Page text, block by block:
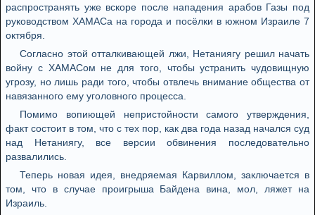
распространять уже вскоре после нападения арабов Газы под
руководством ХАМАСа на города и посёлки в южном Израиле 7
октября.
Согласно этой отталкивающей лжи, Нетаниягу решил начать
войну с ХАМАСом не для того, чтобы устранить чудовищную
угрозу, но лишь ради того, чтобы отвлечь внимание общества от
навязанного ему уголовного процесса.
Помимо вопиющей непристойности самого утверждения,
факт состоит в том, что с тех пор, как два года назад начался суд
над Нетаниягу, все версии обвинения последовательно
развалились.
Теперь новая идея, внедряемая Карвиллом, заключается в
том, что в случае проигрыша Байдена вина, мол, ляжет на
Израиль.